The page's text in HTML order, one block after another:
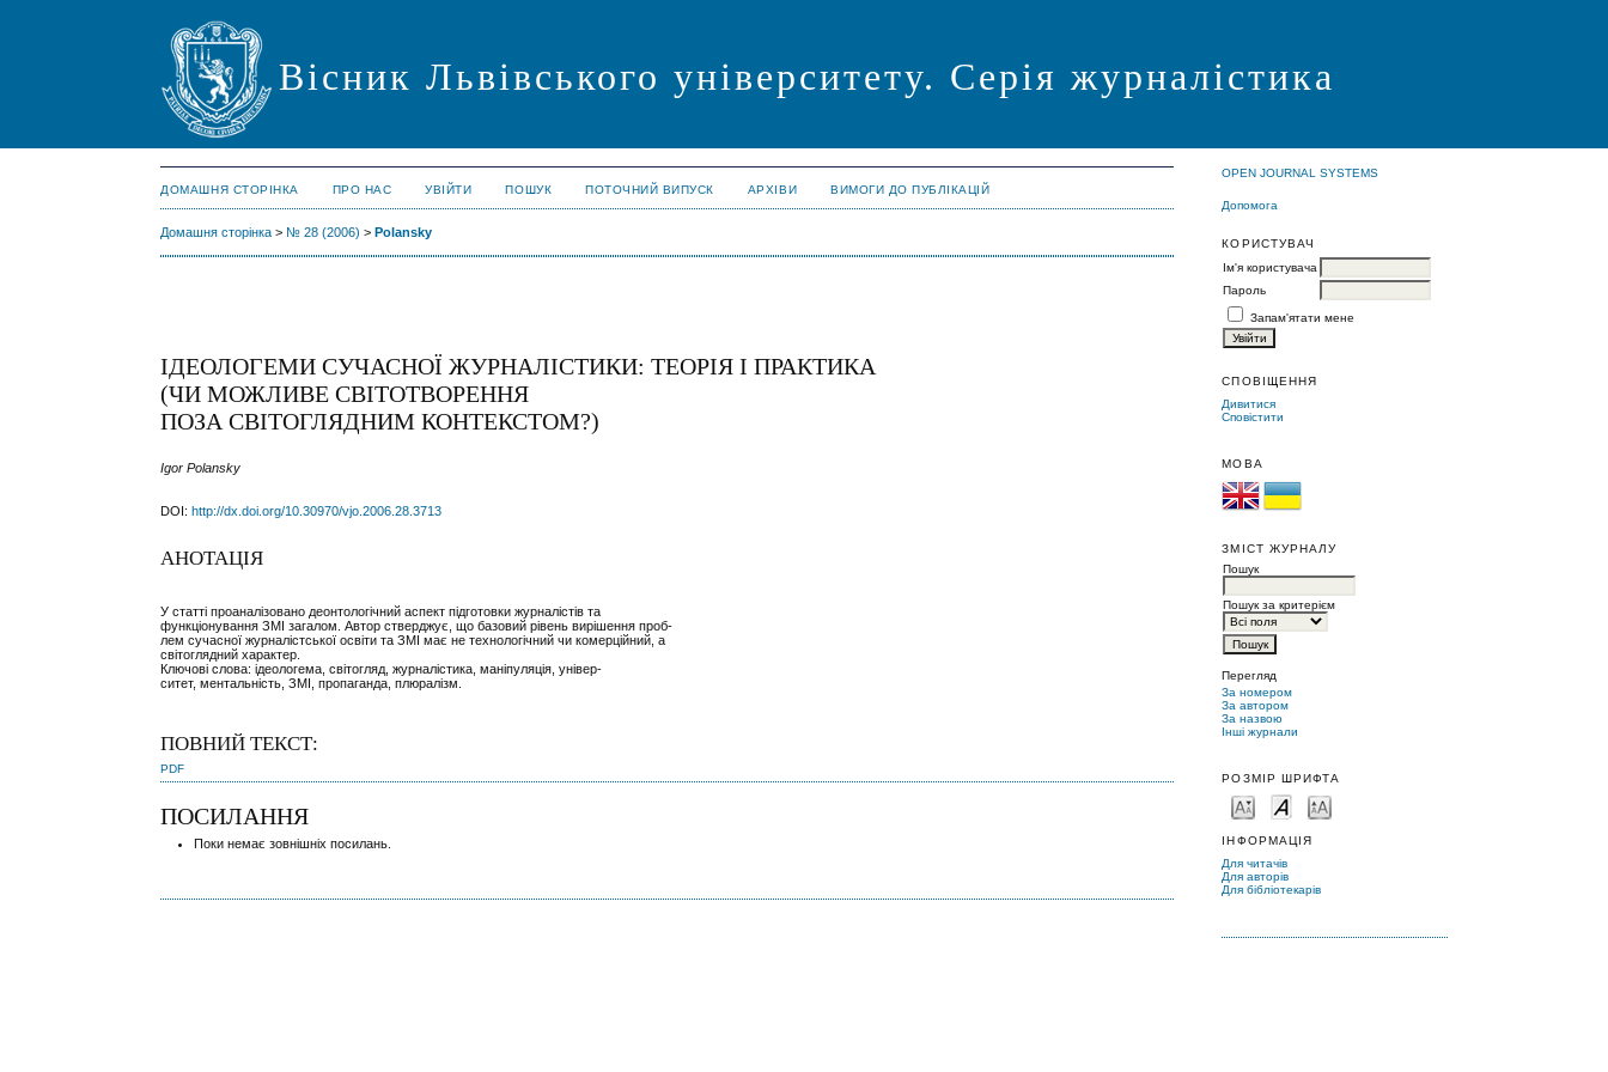
Вісник Львівського університету. Серія журналістика
OPEN JOURNAL SYSTEMS
Допомога
КОРИСТУВАЧ
Ім'я користувача
Пароль
Запам'ятати мене
СПОВІЩЕННЯ
Дивитися
Сповістити
МОВА
ЗМІСТ ЖУРНАЛУ
Пошук
Пошук за критерієм
Перегляд
За номером
За автором
За назвою
Інші журнали
РОЗМІР ШРИФТА
ІНФОРМАЦІЯ
Для читачів
Для авторів
Для бібліотекарів
ДОМАШНЯ СТОРІНКА ПРО НАС УВІЙТИ ПОШУК ПОТОЧНИЙ ВИПУСК АРХІВИ ВИМОГИ ДО ПУБЛІКАЦІЙ
Домашня сторінка > № 28 (2006) >Polansky
ІДЕОЛОГЕМИ СУЧАСНОЇ ЖУРНАЛІСТИКИ: ТЕОРІЯ І ПРАКТИКА
(ЧИ МОЖЛИВЕ СВІТОТВОРЕННЯ
ПОЗА СВІТОГЛЯДНИМ КОНТЕКСТОМ?)
Igor Polansky
DOI:http://dx.doi.org/10.30970/vjo.2006.28.3713
АНОТАЦІЯ
У статті проаналізовано деонтологічний аспект підготовки журналістів та
функціонування ЗМІ загалом. Автор стверджує, що базовий рівень вирішення проб-
лем сучасної журналістської освіти та ЗМІ має не технологічний чи комерційний, а
світоглядний характер.
Ключові слова: ідеологема, світогляд, журналістика, маніпуляція, універ-
ситет, ментальність, ЗМІ, пропаганда, плюралізм.
ПОВНИЙ ТЕКСТ:
PDF
ПОСИЛАННЯ
Поки немає зовнішніх посилань.